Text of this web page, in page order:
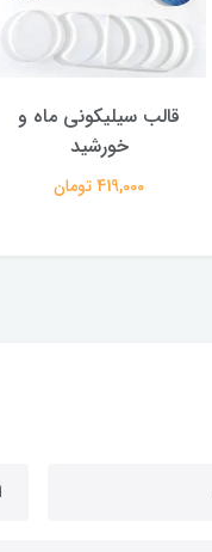
قالب سیلیکونی ماه و
خورشید
419,000 تومان